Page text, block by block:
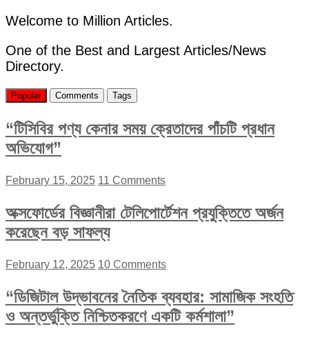
Welcome to Million Articles.
One of the Best and Largest Articles/News
Directory.
Popular Comments Tags
“টিসিবির পণ্য কেনার সময় ক্রেতাদের পাঁচটি প্রধান
অভিযোগ”
February 15, 2025 11 Comments
অক্সফোর্ডের বিজ্ঞানীরা টেলিপোর্টেশন প্রযুক্তিতে অর্জন
করেছেন বড় সাফল্য
February 12, 2025 10 Comments
“ডিজিটাল উদ্ভাবনের নৈতিক ব্যবহার: সামাজিক সংহতি
ও অন্তর্ভুক্তি নিশ্চিতকরণে একটি কর্মশালা”